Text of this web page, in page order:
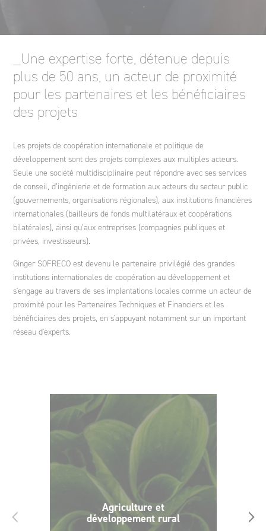
_Une expertise forte, détenue depuis
plus de 50 ans, un acteur de proximité
pour les partenaires et les bénéficiaires
des projets
Les projets de coopération internationale et politique de
développement sont des projets complexes aux multiples acteurs.
Seule une société multidisciplinaire peut répondre avec ses services
de conseil, d’ingénierie et de formation aux acteurs du secteur public
(gouvernements, organisations régionales), aux institutions financières
internationales (bailleurs de fonds multilatéraux et coopérations
bilatérales), ainsi qu’aux entreprises (compagnies publiques et
privées, investisseurs).
Ginger SOFRECO est devenu le partenaire privilégié des grandes
institutions internationales de coopération au développement et
s'engage au travers de ses implantations locales comme un acteur de
proximité pour les Partenaires Techniques et Financiers et les
bénéficiaires des projets, en s'appuyant notamment sur un important
réseau d'experts.
Agriculture et
développement rural
‹ ›
Ginger LECES
Ginger FORMATION
Ginger V-SCAN
Italie
Maroc
Pologne
Tunisie
Un fonds de dotation
Ingénierie des projets de coopération internationale et
Conseil stratégique
Formation